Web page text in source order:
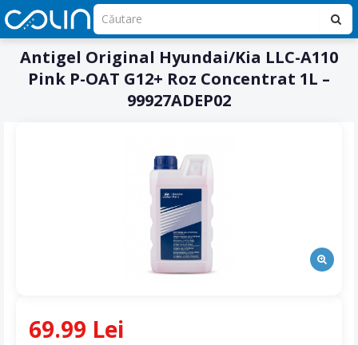
Antigel Original Hyundai/Kia LLC-A110
Pink P-OAT G12+ Roz Concentrat 1L –
99927ADEP02
69.99 Lei